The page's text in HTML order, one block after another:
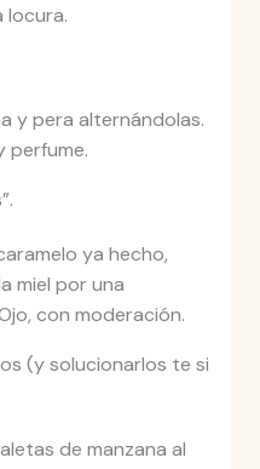
locura.
y pera alternándolas.
perfume.
ya hecho,
miel por una
con moderación.
(y solucionarlos te si
de manzana al